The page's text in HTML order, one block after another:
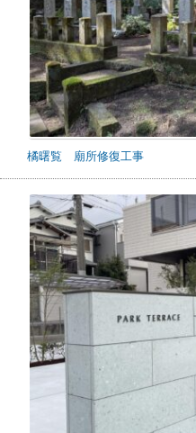
橘曙覧 廟所修復工事